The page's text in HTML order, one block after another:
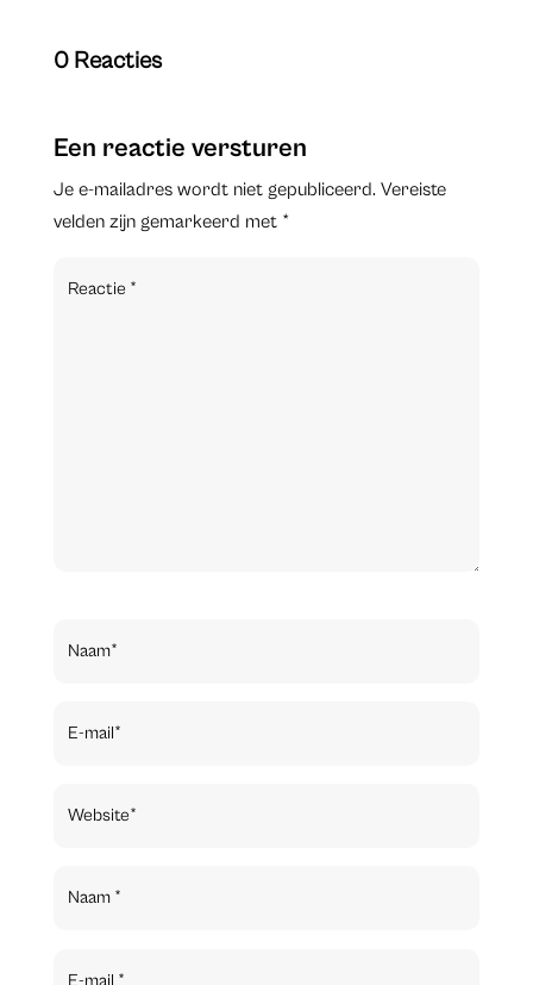
0 Reacties
Een reactie versturen
Je e-mailadres wordt niet gepubliceerd. Vereiste
velden zijn gemarkeerd met *